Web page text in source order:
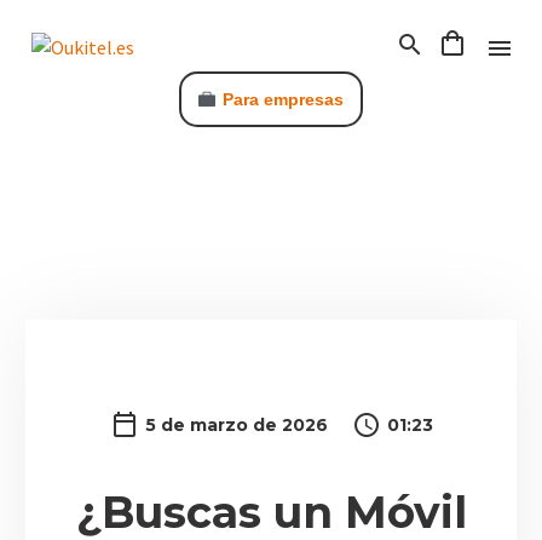
Para empresas
5 de marzo de 2026 01:23
¿Buscas un Móvil